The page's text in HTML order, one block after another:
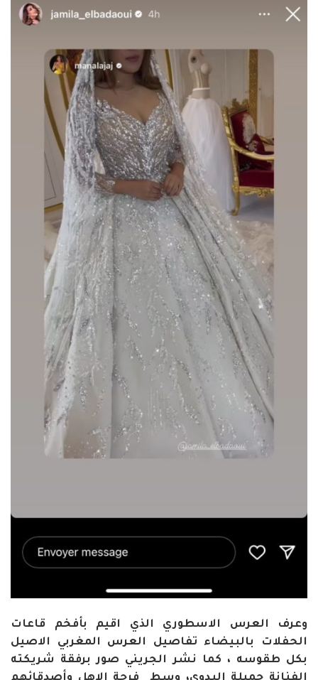
وعرف العرس الاسطوري الذي اقيم بأفخم قاعات
الحفلات بالبيضاء تفاصيل العرس المغربي الاصيل
بكل طقوسه ، كما نشر الجريني صور برفقة شريكته